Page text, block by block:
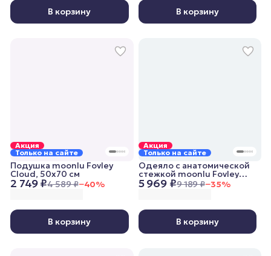
В корзину В корзину
Акция
Только на сайте
2 749 ₽4 589 ₽−40%
Подушка moonlu Fovley
Cloud, 50x70 см
В корзину
Акция
Только на сайте
5 969 ₽9 189 ₽−35%
Одеяло с анатомической
стежкой moonlu Fovley
Lightweight, 172x205 см,
облегченное
В корзину